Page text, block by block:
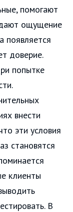
помогают
ощущение
появляется
доверие.
попытке
внести
эти условия
становятся
клиенты
В